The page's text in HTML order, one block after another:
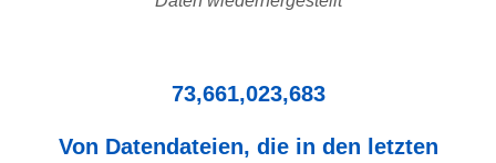
73,661,023,683
Von Datendateien, die in den letzten